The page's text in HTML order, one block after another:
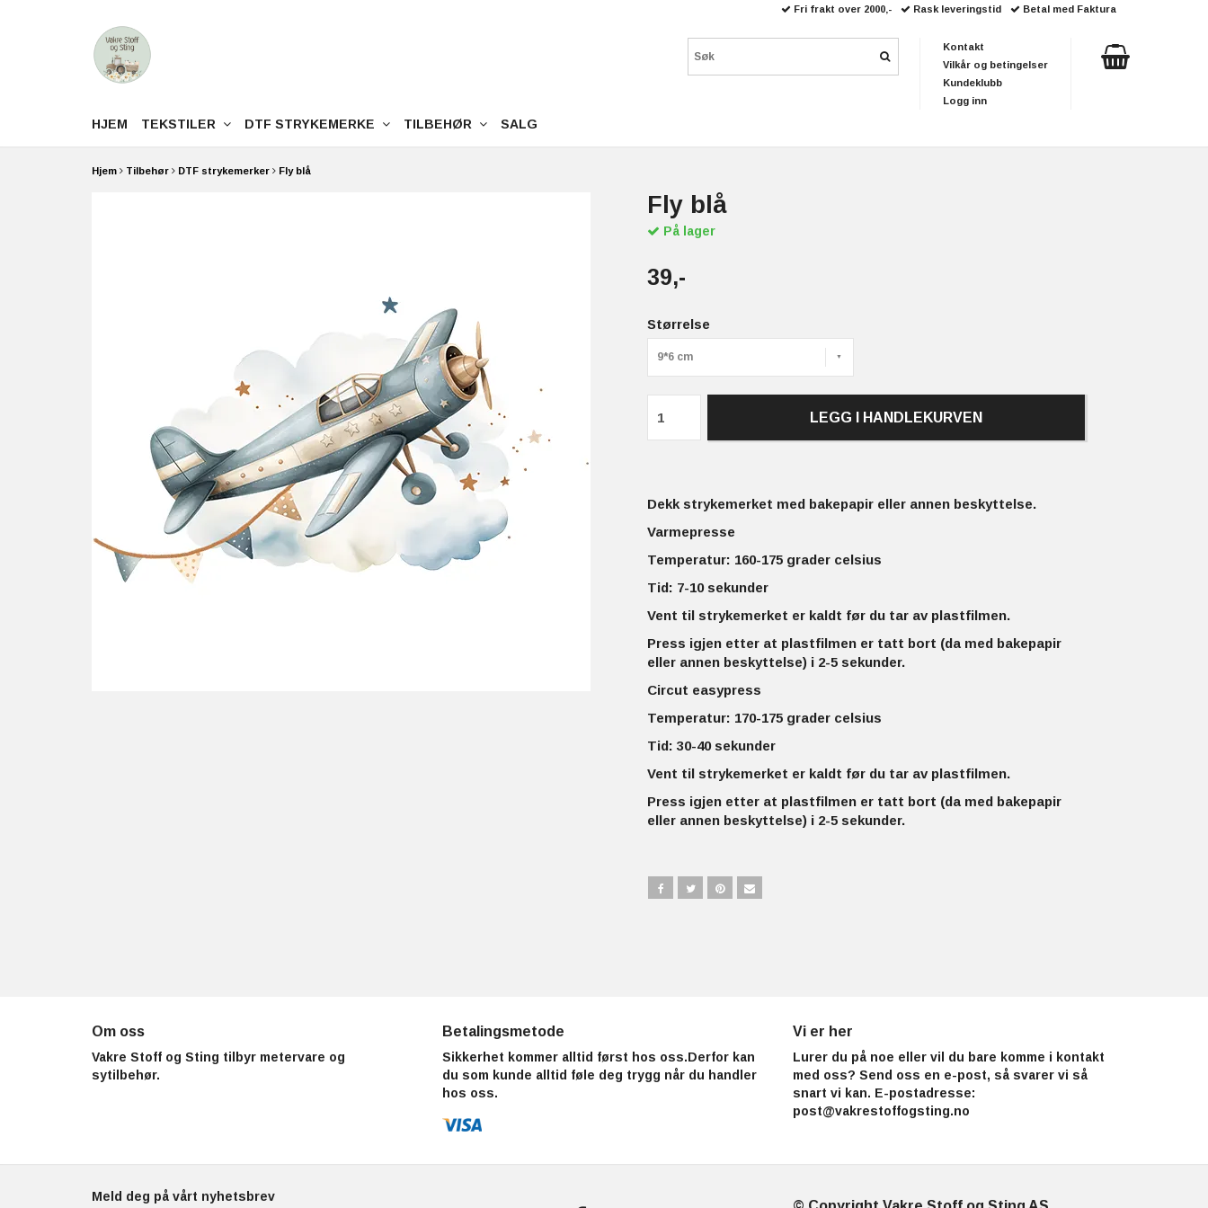
Hjem Tilbehør DTF strykemerker Fly blå
Fly blå
På lager
39,-
Størrelse
9*6 cm
LEGG I HANDLEKURVEN
Dekk strykemerket med bakepapir eller annen beskyttelse.
Varmepresse
Temperatur: 160-175 grader celsius
Tid: 7-10 sekunder
Vent til strykemerket er kaldt før du tar av plastfilmen.
Press igjen etter at plastfilmen er tatt bort (da med bakepapir
eller annen beskyttelse) i 2-5 sekunder.
Circut easypress
Temperatur: 170-175 grader celsius
Tid: 30-40 sekunder
Vent til strykemerket er kaldt før du tar av plastfilmen.
Press igjen etter at plastfilmen er tatt bort (da med bakepapir
eller annen beskyttelse) i 2-5 sekunder.
Om oss
Vakre Stoff og Sting tilbyr metervare og
sytilbehør.
Betalingsmetode
Sikkerhet kommer alltid først hos oss.Derfor kan
du som kunde alltid føle deg trygg når du handler
hos oss.
Vi er her
Lurer du på noe eller vil du bare komme i kontakt
med oss? Send oss en e-post, så svarer vi så
snart vi kan. E-postadresse:
post@vakrestoffogsting.no
Meld deg på vårt nyhetsbrev
Fri frakt over 2000,- Rask leveringstid Betal med Faktura
Kontakt
Vilkår og betingelser
Kundeklubb
Logg inn
HJEM TEKSTILER DTF STRYKEMERKE TILBEHØR SALG